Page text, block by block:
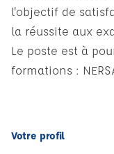
l'objectif de
la réussite aux
Le poste est à
formations :
Votre profil